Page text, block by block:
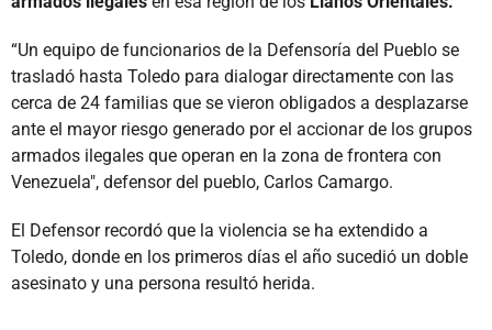
“Un equipo de funcionarios de la Defensoría del Pueblo se
trasladó hasta Toledo para dialogar directamente con las
cerca de 24 familias que se vieron obligados a desplazarse
ante el mayor riesgo generado por el accionar de los grupos
armados ilegales que operan en la zona de frontera con
Venezuela", defensor del pueblo, Carlos Camargo.
El Defensor recordó que la violencia se ha extendido a
Toledo, donde en los primeros días el año sucedió un doble
asesinato y una persona resultó herida.